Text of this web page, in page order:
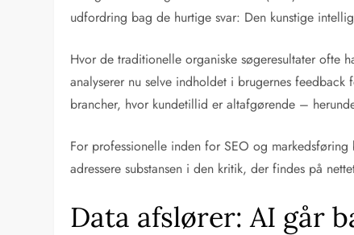
udfordring bag de hurtige svar: Den kunstige
Hvor de traditionelle organiske søgeresultater ofte
analyserer nu selve indholdet i brugernes
brancher, hvor kundetillid er altafgørende –
For professionelle inden for SEO og
adressere substansen i den kritik, der findes på
Data afslører: AI går